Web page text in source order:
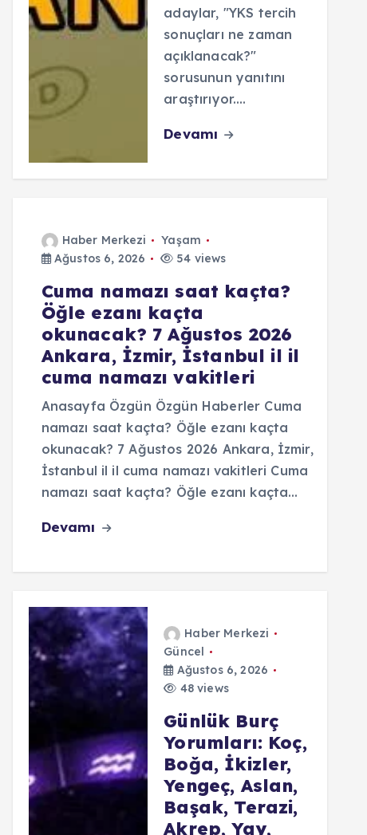
adaylar, "YKS tercih
sonuçları ne zaman
açıklanacak?"
sorusunun yanıtını
araştırıyor.…
Devamı
Haber Merkezi
Yaşam
Ağustos 6, 2026
54 views
Cuma namazı saat kaçta?
Öğle ezanı kaçta
okunacak? 7 Ağustos 2026
Ankara, İzmir, İstanbul il il
cuma namazı vakitleri
Anasayfa Özgün Özgün Haberler Cuma
namazı saat kaçta? Öğle ezanı kaçta
okunacak? 7 Ağustos 2026 Ankara, İzmir,
İstanbul il il cuma namazı vakitleri Cuma
namazı saat kaçta? Öğle ezanı kaçta…
Devamı
Haber Merkezi
Güncel
Ağustos 6, 2026
48 views
Günlük Burç
Yorumları: Koç,
Boğa, İkizler,
Yengeç, Aslan,
Başak, Terazi,
Akrep, Yay,